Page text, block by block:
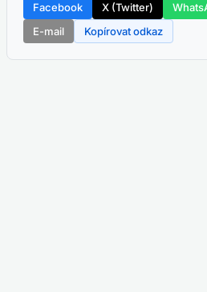
Facebook X (Twitter)
E-mail
Kopírovat odkaz